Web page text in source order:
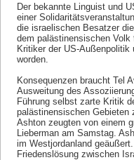
Der bekannte Linguist und
einer
die israelischen Besatzer
dem palästinensischen
Kritiker der US-Außenpolitik
worden.
Konsequenzen braucht Tel
Ausweitung des
Führung selbst zarte Kritik
palästinensischen Gebieten
Ashton zeugten von einem
Lieberman am Samstag.
im Westjordanland
Friedenslösung zwischen